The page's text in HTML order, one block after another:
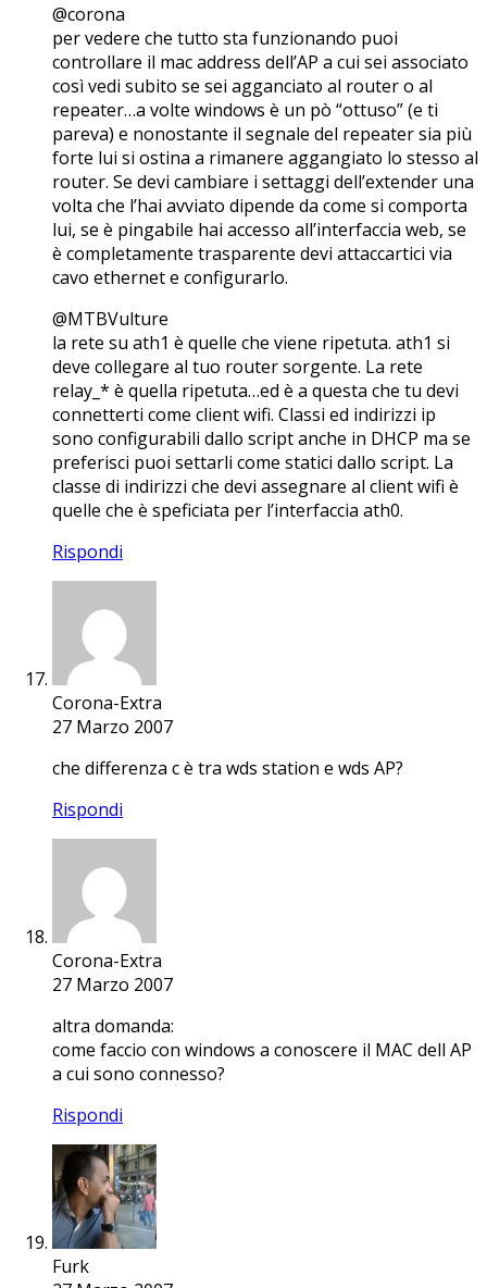
@corona
per vedere che tutto sta funzionando puoi
controllare il mac address dell’AP a cui sei associato
così vedi subito se sei agganciato al router o al
repeater…a volte windows è un pò “ottuso” (e ti
pareva) e nonostante il segnale del repeater sia più
forte lui si ostina a rimanere aggangiato lo stesso al
router. Se devi cambiare i settaggi dell’extender una
volta che l’hai avviato dipende da come si comporta
lui, se è pingabile hai accesso all’interfaccia web, se
è completamente trasparente devi attaccartici via
cavo ethernet e configurarlo.
@MTBVulture
la rete su ath1 è quelle che viene ripetuta. ath1 si
deve collegare al tuo router sorgente. La rete
relay_* è quella ripetuta…ed è a questa che tu devi
connetterti come client wifi. Classi ed indirizzi ip
sono configurabili dallo script anche in DHCP ma se
preferisci puoi settarli come statici dallo script. La
classe di indirizzi che devi assegnare al client wifi è
quelle che è speficiata per l’interfaccia ath0.
Rispondi
Corona-Extra
27 Marzo 2007
che differenza c è tra wds station e wds AP?
Rispondi
Corona-Extra
27 Marzo 2007
altra domanda:
come faccio con windows a conoscere il MAC dell AP
a cui sono connesso?
Rispondi
Furk